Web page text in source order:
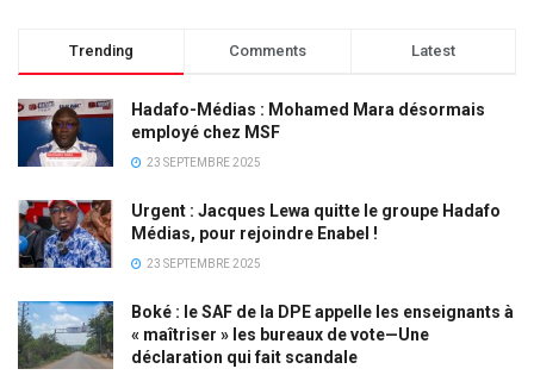
Trending Comments Latest
Hadafo-Médias : Mohamed Mara désormais
employé chez MSF
23 SEPTEMBRE 2025
Urgent : Jacques Lewa quitte le groupe Hadafo
Médias, pour rejoindre Enabel !
23 SEPTEMBRE 2025
Boké : le SAF de la DPE appelle les enseignants à
« maîtriser » les bureaux de vote—Une
déclaration qui fait scandale